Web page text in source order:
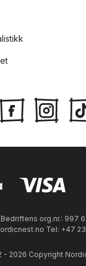
org.nr.: 997
Tel: +47
- 2026 Copyright